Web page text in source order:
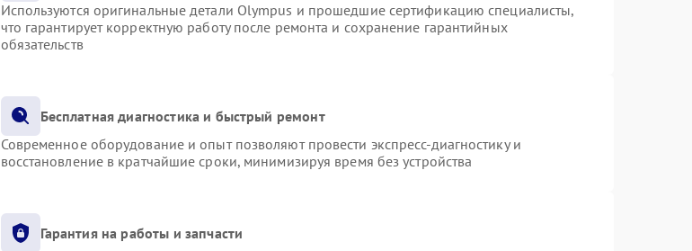
Используются оригинальные детали Olympus и прошедшие сертификацию специалисты,
что гарантирует корректную работу после ремонта и сохранение гарантийных
обязательств
Бесплатная диагностика и быстрый ремонт
Современное оборудование и опыт позволяют провести экспресс-диагностику и
восстановление в кратчайшие сроки, минимизируя время без устройства
Гарантия на работы и запчасти